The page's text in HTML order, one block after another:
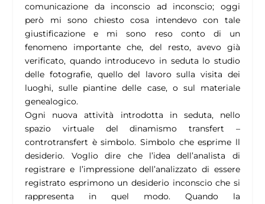
comunicazione da inconscio ad inconscio; oggi
però mi sono chiesto cosa intendevo con tale
giustificazione e mi sono reso conto di un
fenomeno importante che, del resto, avevo già
verificato, quando introducevo in seduta lo studio
delle fotografie, quello del lavoro sulla visita dei
luoghi, sulle piantine delle case, o sul materiale
genealogico.
Ogni nuova attività introdotta in seduta, nello
spazio virtuale del dinamismo transfert –
controtransfert è simbolo. Simbolo che esprime ll
desiderio. Voglio dire che l’idea dell’analista di
registrare e l’impressione dell’analizzato di essere
registrato esprimono un desiderio inconscio che si
rappresenta in quel modo. Quando la